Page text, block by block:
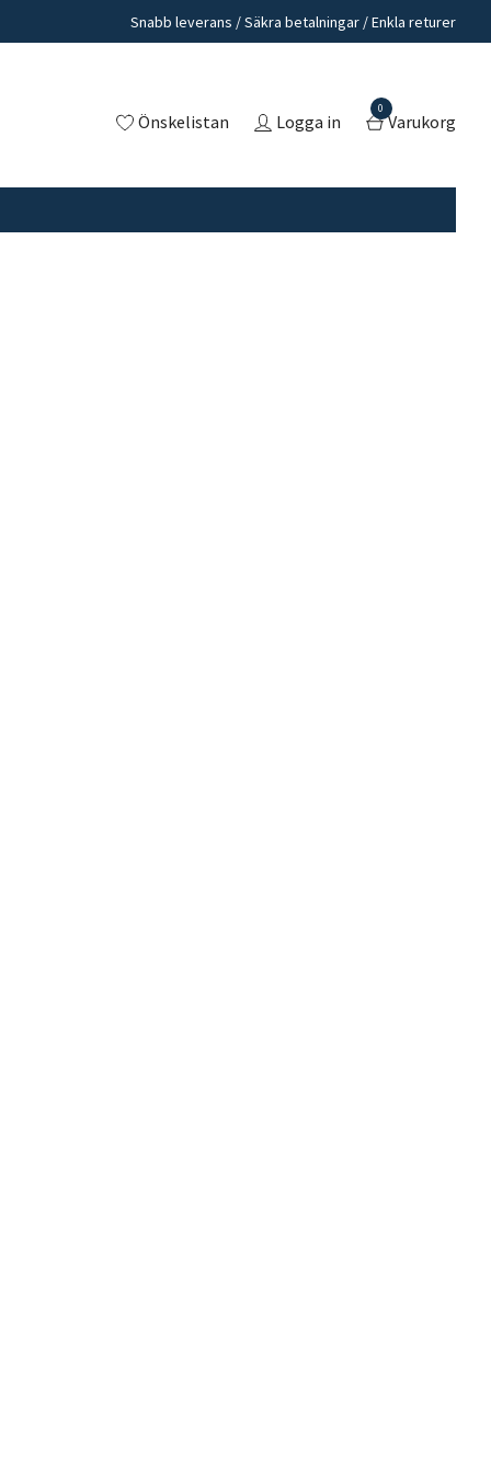
Snabb leverans / Säkra betalningar / Enkla returer
Önskelistan Logga in
0
Varukorg